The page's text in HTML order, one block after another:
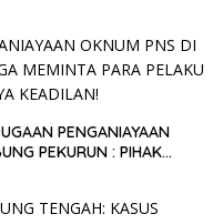
PENGANIAYAAN
PEKURUN : PIHAK